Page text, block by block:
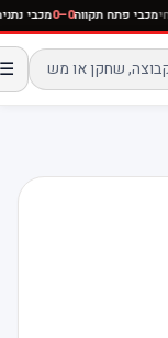
מכבי פתח תקווה0–0 מכבי
☰